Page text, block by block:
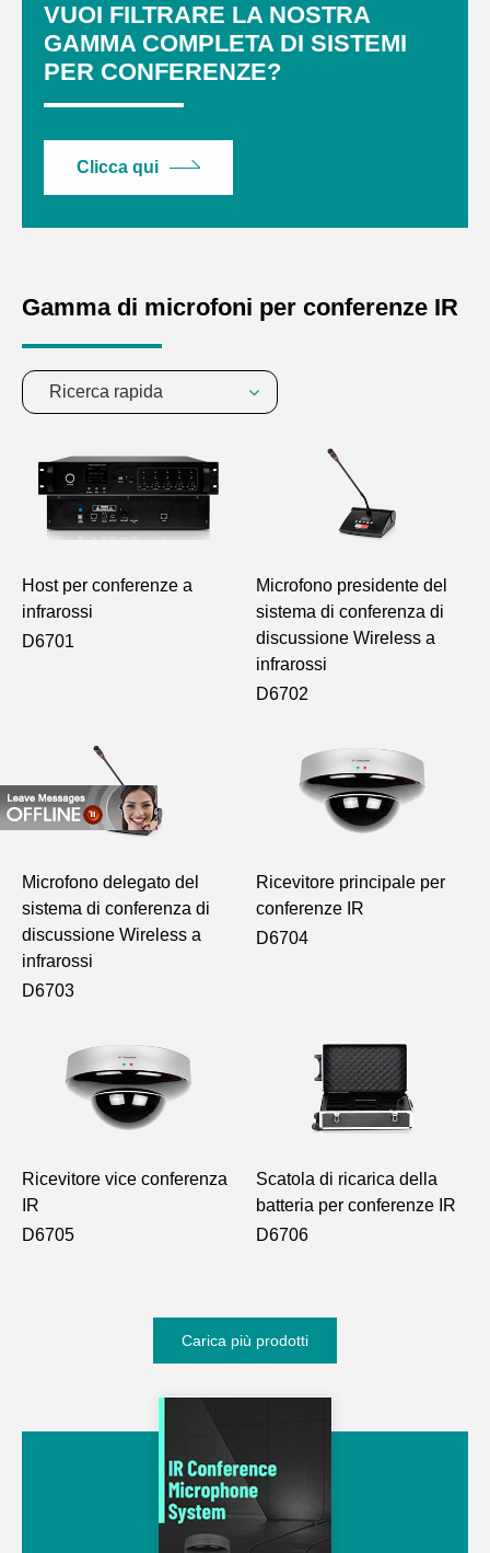
VUOI FILTRARE LA NOSTRA
GAMMA COMPLETA DI SISTEMI
PER CONFERENZE?
Clicca qui
Gamma di microfoni per conferenze IR
Ricerca rapida
Host per conferenze a
infrarossi
D6701
Microfono presidente del
sistema di conferenza di
discussione Wireless a
infrarossi
D6702
Microfono delegato del
sistema di conferenza di
discussione Wireless a
infrarossi
D6703
Ricevitore principale per
conferenze IR
D6704
Ricevitore vice conferenza
IR
D6705
Scatola di ricarica della
batteria per conferenze IR
D6706
Carica più prodotti